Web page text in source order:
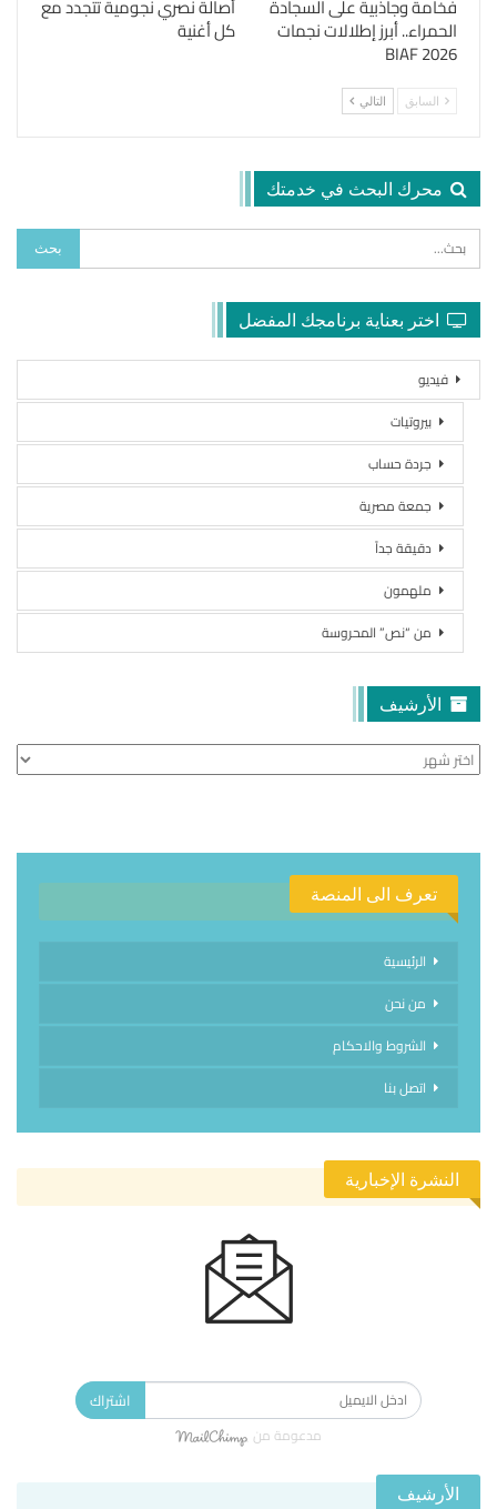
فخامة وجاذبية على السجادة
الحمراء.. أبرز إطلالات نجمات
BIAF 2026
أصالة نصري نجومية تتجدد مع
كل أغنية
السابق التالي
محرك البحث في خدمتك
اختر بعناية برنامجك المفضل
فيديو
بيروتيات
جردة حساب
جمعة مصرية
دقيقة جداً
ملهمون
من “نص” المحروسة
الأرشيف
الأرشيف
تعرف الى المنصة
الرئيسية
من نحن
الشروط والاحكام
اتصل بنا
النشرة الإخبارية
اشتراك
مدعومة من
الأرشيف